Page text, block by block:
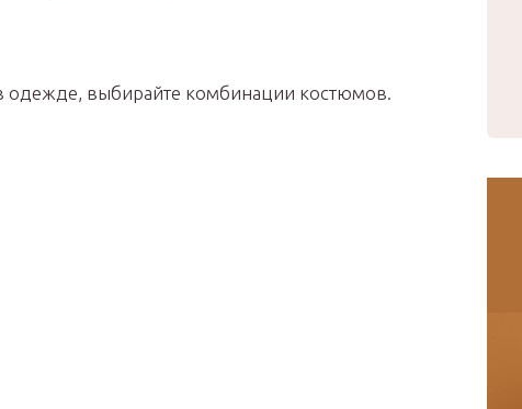
одежде, выбирайте комбинации костюмов.